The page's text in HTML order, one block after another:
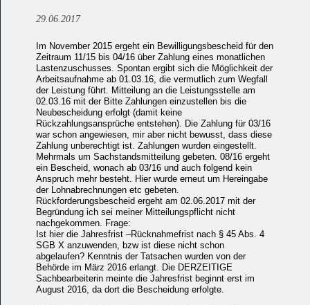
29.06.2017
Im November 2015 ergeht ein Bewilligungsbescheid für den
Zeitraum 11/15 bis 04/16 über Zahlung eines monatlichen
Lastenzuschusses. Spontan ergibt sich die Möglichkeit der
Arbeitsaufnahme ab 01.03.16, die vermutlich zum Wegfall
der Leistung führt. Mitteilung an die Leistungsstelle am
02.03.16 mit der Bitte Zahlungen einzustellen bis die
Neubescheidung erfolgt (damit keine
Rückzahlungsansprüche entstehen). Die Zahlung für 03/16
war schon angewiesen, mir aber nicht bewusst, dass diese
Zahlung unberechtigt ist. Zahlungen wurden eingestellt.
Mehrmals um Sachstandsmitteilung gebeten. 08/16 ergeht
ein Bescheid, wonach ab 03/16 und auch folgend kein
Anspruch mehr besteht. Hier wurde erneut um Hereingabe
der Lohnabrechnungen etc gebeten.
Rückforderungsbescheid ergeht am 02.06.2017 mit der
Begründung ich sei meiner Mitteilungspflicht nicht
nachgekommen. Frage:
Ist hier die Jahresfrist –Rücknahmefrist nach § 45 Abs. 4
SGB X anzuwenden, bzw ist diese nicht schon
abgelaufen? Kenntnis der Tatsachen wurden von der
Behörde im März 2016 erlangt. Die DERZEITIGE
Sachbearbeiterin meinte die Jahresfrist beginnt erst im
August 2016, da dort die Bescheidung erfolgte.